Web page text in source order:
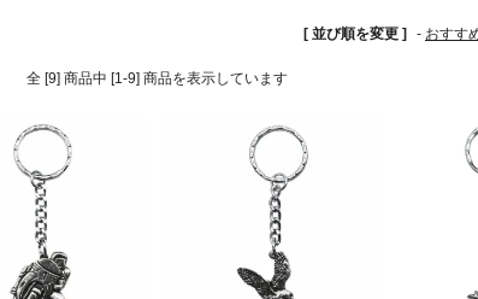
[ 並び順を変更 ] - おすす
全 [9] 商品中 [1-9] 商品を表示しています